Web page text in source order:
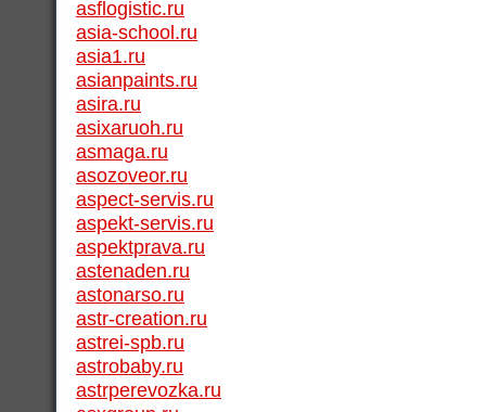
asflogistic.ru
asia-school.ru
asia1.ru
asianpaints.ru
asira.ru
asixaruoh.ru
asmaga.ru
asozoveor.ru
aspect-servis.ru
aspekt-servis.ru
aspektprava.ru
astenaden.ru
astonarso.ru
astr-creation.ru
astrei-spb.ru
astrobaby.ru
astrperevozka.ru